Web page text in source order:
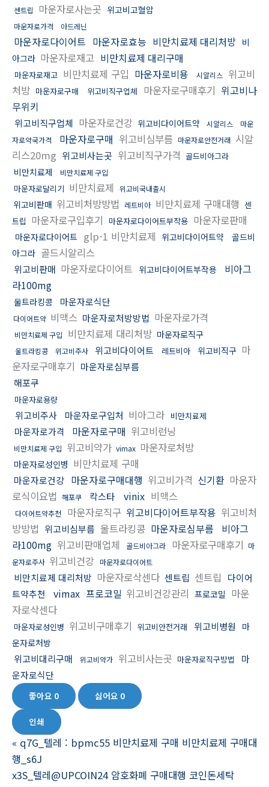
센트립 마운자로사는곳 위고비고혈압
마운자로가격 아드레닌
마운자로다이어트 마운자로효능 비만치료제 대리처방 비
아그라 마운자로재고 비만치료제 대리구매
마운자로재고 비만치료제 구입 마운자로비용 시알리스
위고비
처방 마운자로구매 위고비직구업체 마운자로구매후기 위고비나
무위키
위고비직구업체 마운자로건강 위고비다이어트약 시알리스
마운
자로약국가격
마운자로구매 위고비심부름 마운자로안전거래 시알
리스20mg 위고비사는곳 위고비직구가격 골드비아그라
비만치료제 비만치료제 구입
마운자로달리기 비만치료제 위고비국내출시
위고비판매 위고비처방방법 레트비아 비만치료제 구매대행 센
트립
마운자로구입후기 마운자로다이어트부작용 마운자로판매
마운자로다이어트 glp-1 비만치료제 위고비다이어트약
골드비
아그라 골드시알리스
위고비판매 마운자로다이어트 위고비다이어트부작용
비아그
라100mg
울트라킹콩 마운자로식단
다이어트약 비맥스 마운자로처방방법 마운자로가격
비만치료제 구입 비만치료제 대리처방 마운자로직구
울트라킹콩 위고비주사 위고비다이어트 레트비아 위고비직구 마
운자로구매후기 마운자로심부름
해포쿠
마운자로용량
위고비주사 마운자로구입처 비아그라 비만치료제
마운자로가격 마운자로구매 위고비런닝
비만치료제 구입 위고비약가 vimax 마운자로처방
마운자로성인병 비만치료제 구매
마운자로건강 마운자로구매대행 위고비가격 신기환 마운자
로식이요법 해포쿠 칵스타 vinix 비맥스
다이어트약추천 마운자로직구 위고비다이어트부작용 위고비처
방방법 위고비심부름 울트라킹콩 마운자로심부름
비아그
라100mg 위고비판매업체 골드비아그라 마운자로구매후기 마
운자로주사 위고비건강 마운자로다이어트
비만치료제 대리처방 마운자로삭센다 센트립 센트립
다이어
트약추천
vimax 프로코밀 위고비건강관리 프로코밀
마운
자로삭센다
마운자로성인병 위고비구매후기 위고비안전거래 위고비병원
마
운자로처방
위고비대리구매 위고비약가 위고비사는곳 마운자로직구방법
마
운자로식단
좋아요 0 싫어요 0
인쇄
« q7G_텔레 : bpmc55 비만치료제 구매 비만치료제 구매대
행_s6J
x3S_텔레@UPCOIN24 암호화폐 구매대행 코인돈세탁